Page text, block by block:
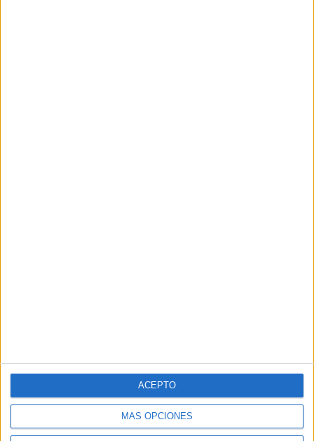
MÁS OPCIONES
ACEPTO